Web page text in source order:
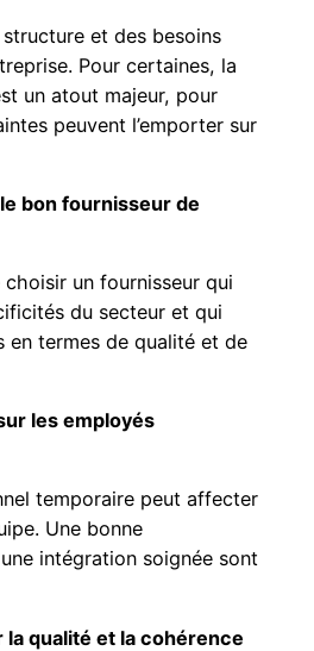
et des besoins
Pour certaines, la
un atout majeur, pour
peuvent l’emporter sur
bon fournisseur de
un fournisseur qui
du secteur et qui
en termes de qualité et de
les employés
temporaire peut affecter
Une bonne
intégration soignée sont
qualité et la cohérence